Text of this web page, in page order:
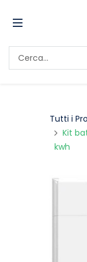
Tutti i
Kit
kwh